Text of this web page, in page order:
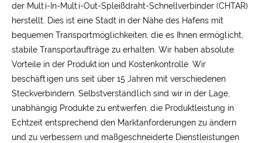
der Multi-In-Multi-Out-Spleißdraht-Schnellverbinder (CHTAR)
herstellt. Dies ist eine Stadt in der Nähe des Hafens mit
bequemen Transportmöglichkeiten, die es Ihnen ermöglicht,
stabile Transportaufträge zu erhalten. Wir haben absolute
Vorteile in der Produktion und Kostenkontrolle. Wir
beschäftigen uns seit über 15 Jahren mit verschiedenen
Steckverbindern. Selbstverständlich sind wir in der Lage,
unabhängig Produkte zu entwerfen, die Produktleistung in
Echtzeit entsprechend den Marktanforderungen zu ändern
und zu verbessern und maßgeschneiderte Dienstleistungen